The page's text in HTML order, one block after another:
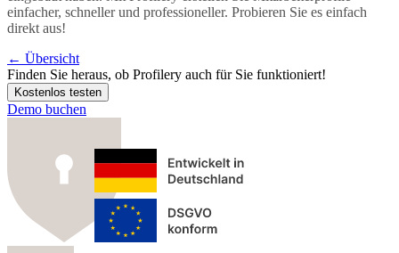
einfacher, schneller und professioneller. Probieren Sie es einfach
direkt aus!
← Übersicht
Finden Sie heraus, ob Profilery auch für Sie funktioniert!
Kostenlos testen
Demo buchen